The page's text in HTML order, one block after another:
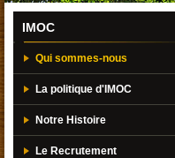
IMOC
Qui sommes-nous
La politique d'IMOC
Notre Histoire
Le Recrutement